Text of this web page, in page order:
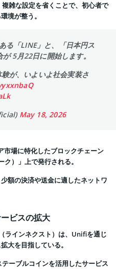
雑な設定を省くことで、初心者で
境が整う。
る「LINE」と、「日本円ス
5月22日に開始します。
が、いよいよ社会実装さ
May 18, 2026
市場に特化したブロックチェーン
）」上で発行される。
額の決済や送金に適したネットワ
ビスの拡大
ラインネクスト）は、Unifiを通じ
大を目指している。
ーブルコインを活用したサービス